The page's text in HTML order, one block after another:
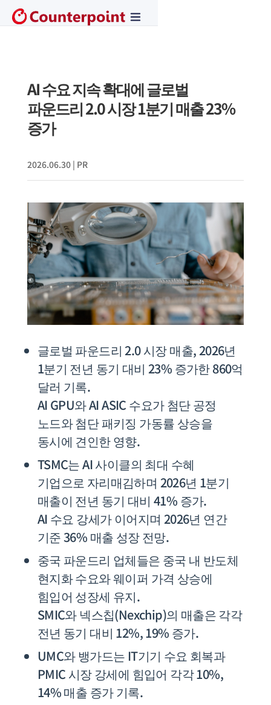
AI 수요 지속 확대에 글로벌
파운드리 2.0 시장 1분기 매출 23%
증가
2026.06.30| PR
글로벌 파운드리 2.0 시장 매출, 2026년
1분기 전년 동기 대비 23% 증가한 860억
달러 기록.
AI GPU와 AI ASIC 수요가 첨단 공정
노드와 첨단 패키징 가동률 상승을
동시에 견인한 영향.
TSMC는 AI 사이클의 최대 수혜
기업으로 자리매김하며 2026년 1분기
매출이 전년 동기 대비 41% 증가.
AI 수요 강세가 이어지며 2026년 연간
기준 36% 매출 성장 전망.
중국 파운드리 업체들은 중국 내 반도체
현지화 수요와 웨이퍼 가격 상승에
힘입어 성장세 유지.
SMIC와 넥스칩(Nexchip)의 매출은 각각
전년 동기 대비 12%, 19% 증가.
UMC와 뱅가드는 IT기기 수요 회복과
PMIC 시장 강세에 힘입어 각각 10%,
14% 매출 증가 기록.